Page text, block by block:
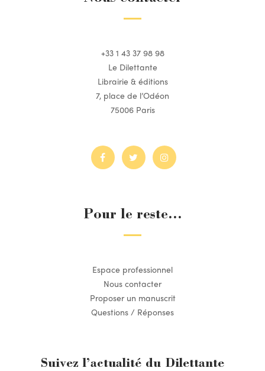
+33 1 43 37 98 98
Le Dilettante
Librairie & éditions
7, place de l’Odéon
75006 Paris
Pour le reste...
Espace professionnel
Nous contacter
Proposer un manuscrit
Questions / Réponses
Suivez l’actualité du Dilettante